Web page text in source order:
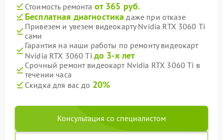
Стоимость ремонта от 365 руб.
Бесплатная диагностика даже при отказе
Привезем и увезем видеокарту Nvidia RTX 3060 Ti
сами
Гарантия на наши работы по ремонту видеокарт
Nvidia RTX 3060 Ti до 3-х лет
Срочный ремонт видеокарт Nvidia RTX 3060 Ti в
течении часа
Скидка для вас до 20%
Консультация со специалистом